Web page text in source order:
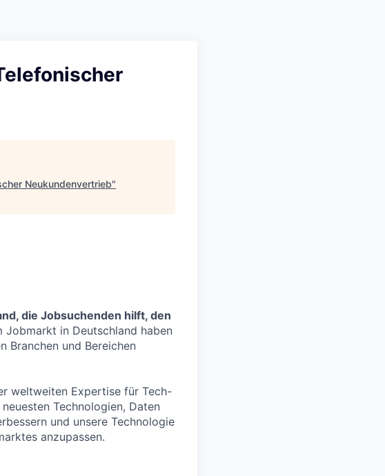
Neukundenvertrieb"
die Jobsuchenden hilft, den
in Deutschland haben
Branchen und Bereichen
weltweiten Expertise für Tech-
Technologien, Daten
und unsere Technologie
anzupassen.